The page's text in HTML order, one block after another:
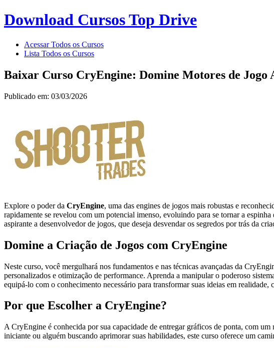
Download Cursos Top Drive
Acessar Todos os Cursos
Lista Todos os Cursos
Baixar Curso CryEngine: Domine Motores de Jogo
Publicado em: 03/03/2026
Explore o poder da CryEngine, uma das engines de jogos mais robustas e
rapidamente se revelou com um potencial imenso, evoluindo para se tornar a
aspirante a desenvolvedor de jogos, que deseja desvendar os segredos por trás da
Domine a Criação de Jogos com CryEngine
Neste curso, você mergulhará nos fundamentos e nas técnicas avançadas da
personalizados e otimização de performance. Aprenda a manipular o poderoso
equipá-lo com o conhecimento necessário para transformar suas ideias em
Por que Escolher a CryEngine?
A CryEngine é conhecida por sua capacidade de entregar gráficos de ponta, com
iniciante ou alguém buscando aprimorar suas habilidades, este curso oferece um